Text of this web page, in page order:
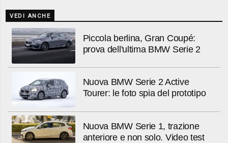
VEDI ANCHE
Piccola berlina, Gran Coupé:
prova dell'ultima BMW Serie 2
Nuova BMW Serie 2 Active
Tourer: le foto spia del prototipo
Nuova BMW Serie 1, trazione
anteriore e non solo. Video test